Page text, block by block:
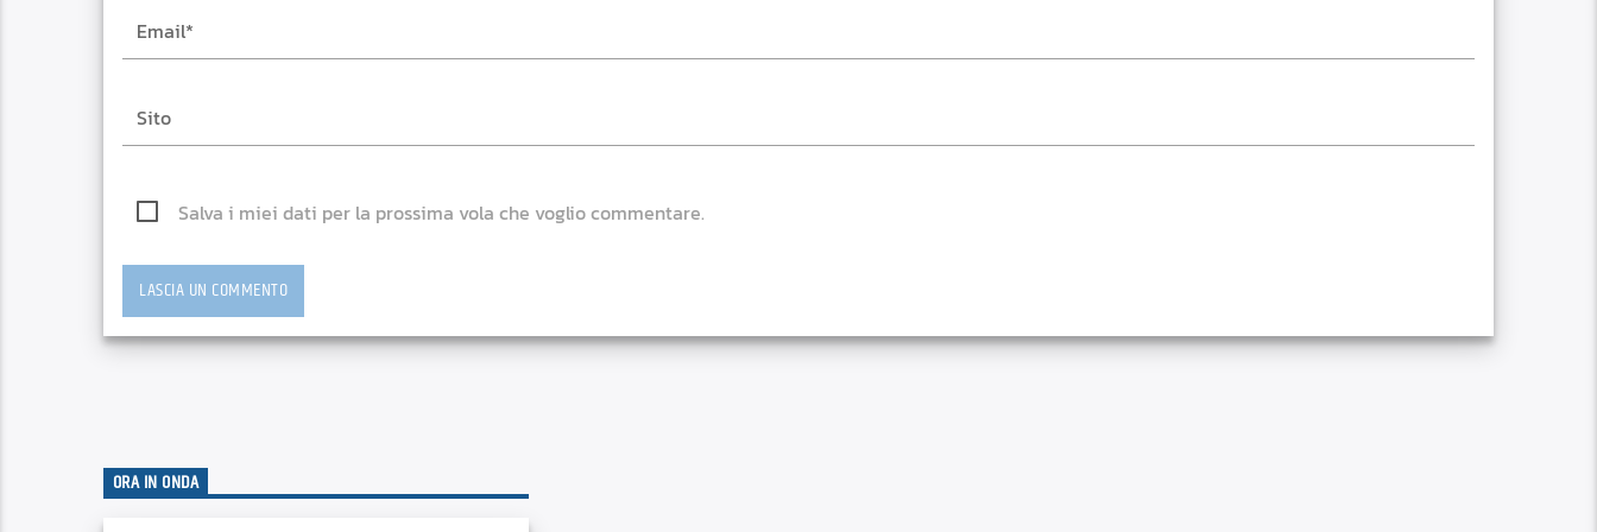
Salva i miei dati per la prossima vola che voglio commentare.
ORA IN ONDA